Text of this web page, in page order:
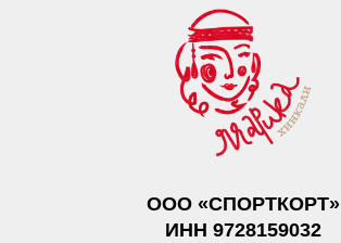
ООО «СПОРТКОРТ»
ИНН 9728159032